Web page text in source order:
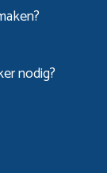
nodig?